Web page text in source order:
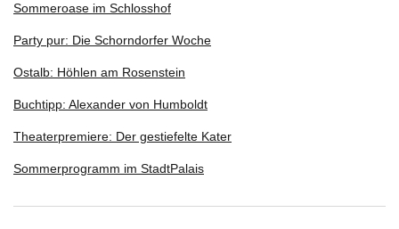
Sommeroase im Schlosshof
Party pur: Die Schorndorfer Woche
Ostalb: Höhlen am Rosenstein
Buchtipp: Alexander von Humboldt
Theaterpremiere: Der gestiefelte Kater
Sommerprogramm im StadtPalais